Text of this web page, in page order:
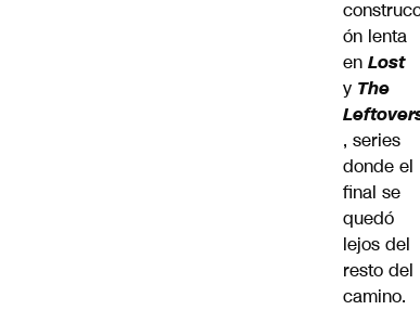
ón lenta
en Lost
y The
, series
donde el
final se
quedó
lejos del
resto del
camino.